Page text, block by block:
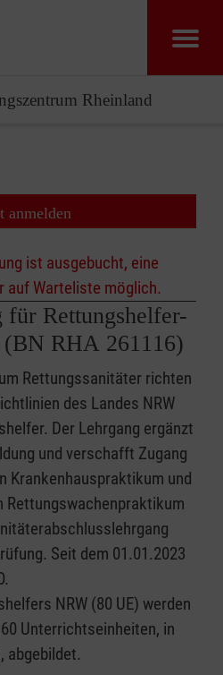
Rheinland
anmelden
ist ausgebucht, eine
auf Warteliste möglich.
Rettungshelfer-
RHA 261116)
Rettungssanitäter richten
des Landes NRW
Der Lehrgang ergänzt
und verschafft Zugang
Krankenhauspraktikum und
Rettungswachenpraktikum
Seit dem 01.01.2023
NRW (80 UE) werden
Unterrichtseinheiten, in
abgebildet.